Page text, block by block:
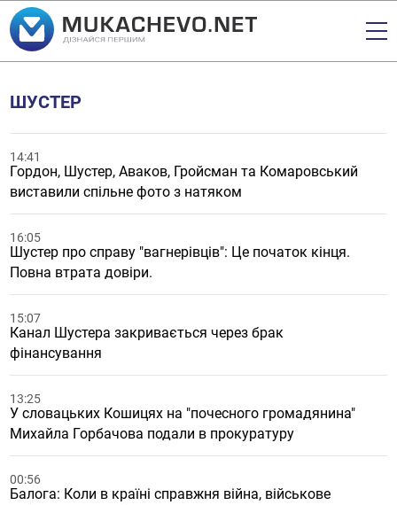
ШУСТЕР
14:41
Гордон, Шустер, Аваков, Гройсман та Комаровський
виставили спільне фото з натяком
16:05
Шустер про справу "вагнерівців": Це початок кінця.
Повна втрата довіри.
15:07
Канал Шустера закривається через брак
фінансування
13:25
У словацькиx Кошицяx на "почесного громадянина"
Миxайла Горбачова подали в прокуратуру
00:56
Балога: Коли в країні справжня війна, військове